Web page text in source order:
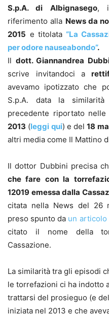
S.p.A. di Albignasego,
riferimento alla News da
2015 e titolata “La
per odore nauseabondo”.
Il dott. Giannandrea
scrive invitandoci a
avevamo ipotizzato che
S.p.A. data la
precedente riportato
2013 (leggi qui) e del18
altri media come Il Mattino
Il dottor Dubbini precisa
che fare con la
12019 emessa dalla
citata nella News del 26
preso spunto da un articolo
citato il nome della
Cassazione.
La similarità tra gli episodi
le torrefazioni ci ha indotto
trattarsi del prosieguo (e
iniziata nel 2013 e che